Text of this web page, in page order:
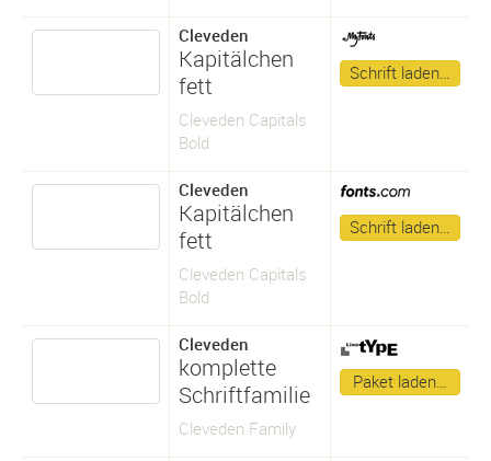
Cleveden
Kapitälchen
fett
Cleveden Capitals
Bold
Schrift laden…
Cleveden
Kapitälchen
fett
Cleveden Capitals
Bold
Schrift laden…
Cleveden
komplette
Schriftfamilie
Cleveden Family
Paket laden…